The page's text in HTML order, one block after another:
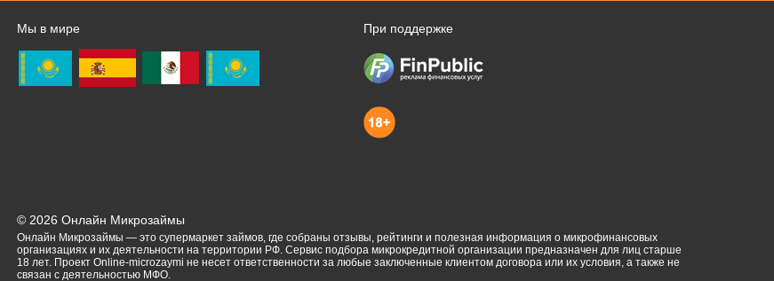
Мы в мире При поддержке
© 2026 Онлайн Микрозаймы
Онлайн Микрозаймы — это супермаркет займов, где собраны отзывы, рейтинги и полезная информация о микрофинансовых
организациях и их деятельности на территории РФ. Сервис подбора микрокредитной организации предназначен для лиц старше
18 лет. Проект Online-microzaymi не несет ответственности за любые заключенные клиентом договора или их условия, а также не
связан с деятельностью МФО.